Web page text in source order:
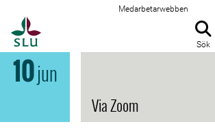
Medarbetarwebben
Sök
10jun
Via Zoom